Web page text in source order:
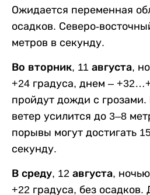
Ожидается переменная
осадков. Северо-
метров в секунду.
Во вторник, 11 августа,
+24 градуса, днем –
пройдут дожди с
ветер усилится до 3–8
порывы могут достигать
секунду.
В среду, 12 августа,
+22 градуса, без